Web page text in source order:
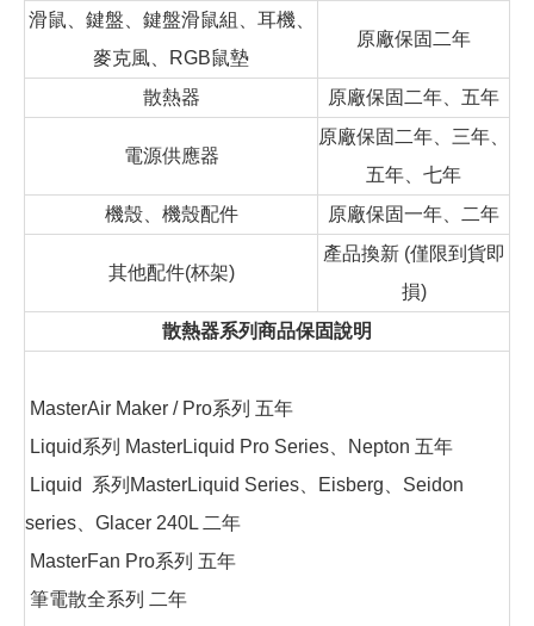
滑鼠、鍵盤、鍵盤滑鼠組、耳機、
麥克風、RGB鼠墊
原廠保固二年
散熱器 原廠保固二年、五年
電源供應器
原廠保固二年、三年、
五年、七年
機殼、機殼配件
原廠保固一年、二年
其他配件(杯架)
產品換新 (僅限到貨即
損)
散熱器系列商品保固說明
MasterAir Maker / Pro系列 五年
Liquid系列 MasterLiquid Pro Series、Nepton 五年
Liquid 系列MasterLiquid Series、Eisberg、Seidon
series、Glacer 240L 二年
MasterFan Pro系列 五年
筆電散全系列 二年